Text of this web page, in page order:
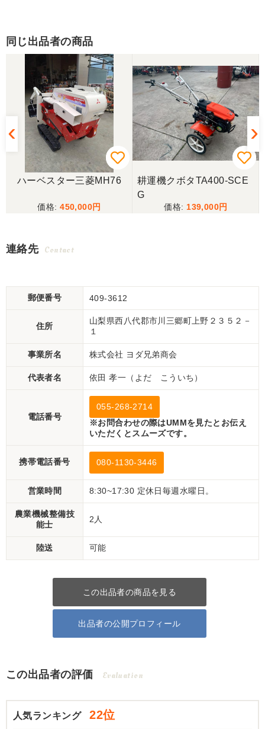
同じ出品者の商品
ハーベスター三菱MH76
450,000
耕運機クボタTA400-SCE
G
139,000
連絡先 Contact
郵便番号 409-3612
住所
山梨県西八代郡市川三郷町上野２３５２－
１
事業所名 株式会社 ヨダ兄弟商会
代表者名 依田 孝一（よだ こういち）
電話番号
055-268-2714
※お問合わせの際はUMMを見たとお伝え
いただくとスムーズです。
携帯電話番号 080-1130-3446
営業時間 8:30~17:30 定休日毎週水曜日。
農業機械整備技
能士
2人
陸送 可能
この出品者の商品を見る
出品者の公開プロフィール
この出品者の評価 Evaluation
人気ランキング 22位